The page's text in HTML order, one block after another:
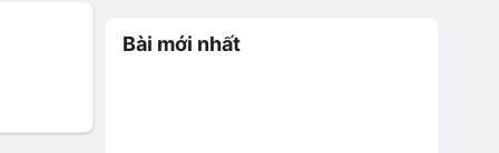
Bài mới nhất